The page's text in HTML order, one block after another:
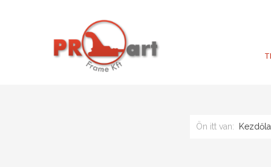
Ön itt van: